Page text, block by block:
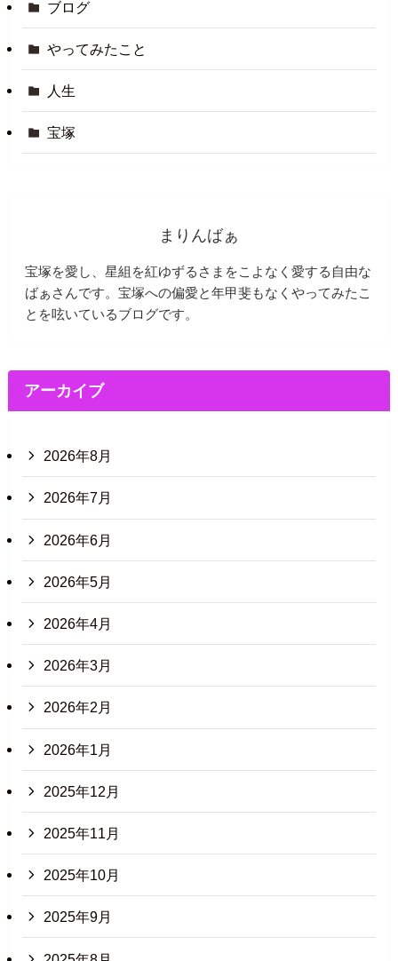
ブログ
やってみたこと
人生
宝塚
まりんばぁ
宝塚を愛し、星組を紅ゆずるさまをこよなく愛する自由な
ばぁさんです。宝塚への偏愛と年甲斐もなくやってみたこ
とを呟いているブログです。
アーカイブ
2026年8月
2026年7月
2026年6月
2026年5月
2026年4月
2026年3月
2026年2月
2026年1月
2025年12月
2025年11月
2025年10月
2025年9月